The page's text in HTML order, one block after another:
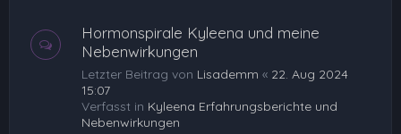
Hormonspirale Kyleena und meine
Nebenwirkungen
Letzter Beitrag von Lisademm « 22. Aug 2024
15:07
Verfasst in Kyleena Erfahrungsberichte und
Nebenwirkungen